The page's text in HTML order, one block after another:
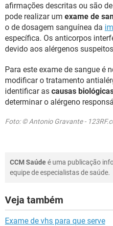
afirmações descritas ou são
pode realizar um exame de
o de dosagem sanguínea da
específica. Os anticorpos
devido aos alérgenos
Para este exame de sangue é
modificar o tratamento
identificar as causas
determinar o alérgeno
Foto: © Antonio Gravante -
CCM Saúdeé uma publicação
equipe de especialistas de saúde.
Veja também
Exame de vhs para que serve